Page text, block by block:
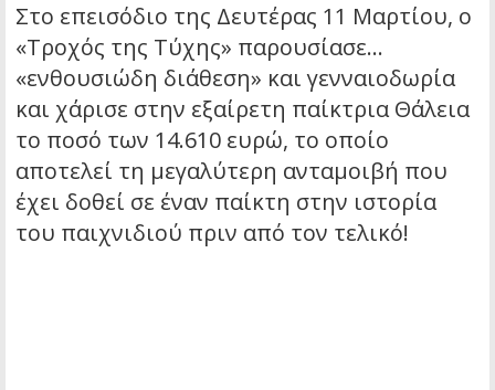
Στο επεισόδιο της Δευτέρας 11 Μαρτίου, ο
«Τροχός της Τύχης» παρουσίασε…
«ενθουσιώδη διάθεση» και γενναιοδωρία
και χάρισε στην εξαίρετη παίκτρια Θάλεια
το ποσό των 14.610 ευρώ, το οποίο
αποτελεί τη μεγαλύτερη ανταμοιβή που
έχει δοθεί σε έναν παίκτη στην ιστορία
του παιχνιδιού πριν από τον τελικό!